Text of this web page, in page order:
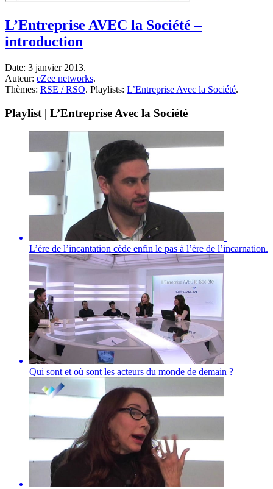
L’Entreprise AVEC la Société –
introduction
Date: 3 janvier 2013.
Auteur: eZee networks.
Thèmes: RSE / RSO. Playlists: L’Entreprise Avec la Société.
Playlist | L’Entreprise Avec la Société
L’ère de l’incantation cède enfin le pas à l’ère de l’incarnation.
Qui sont et où sont les acteurs du monde de demain ?